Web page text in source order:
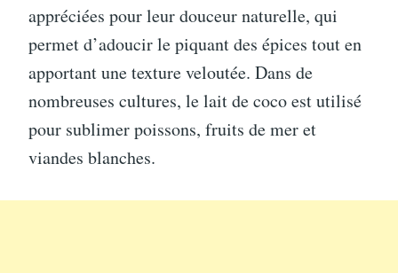
appréciées pour leur douceur naturelle, qui
permet d’adoucir le piquant des épices tout en
apportant une texture veloutée. Dans de
nombreuses cultures, le lait de coco est utilisé
pour sublimer poissons, fruits de mer et
viandes blanches.